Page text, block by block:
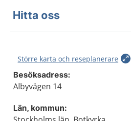
Hitta oss
Större karta och reseplanerare
Besöksadress:
Albyvägen 14
Län, kommun: